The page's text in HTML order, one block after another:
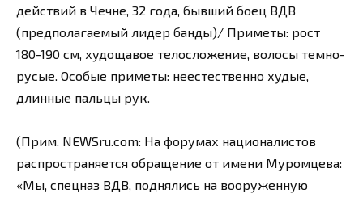
действий в Чечне, 32 года, бывший боец ВДВ
(предполагаемый лидер банды)/ Приметы: рост
180-190 см, худощавое телосложение, волосы темно-
русые. Особые приметы: неестественно худые,
длинные пальцы рук.
(Прим. NEWSru.com: На форумах националистов
распространяется обращение от имени Муромцева:
«Мы, спецназ ВДВ, поднялись на вооруженную